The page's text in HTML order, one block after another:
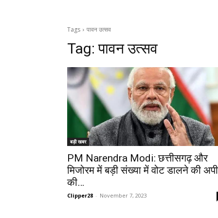
Tags पावन उत्सव
Tag:पावन उत्सव
बड़ी खबर
PM Narendra Modi: छत्तीसगढ़ और
मिजोरम में बड़ी संख्या में वोट डालने की
की…
Clipper28 - November 7, 2023